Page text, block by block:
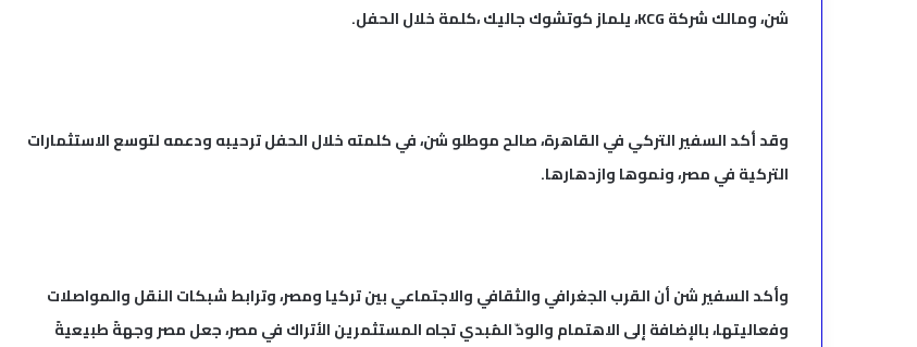
شن، ومالك شركة KCG، يلماز كوتشوك جاليك ،كلمة خلال الحفل.
وقد أكد السفير التركي في القاهرة، صالح موطلو شن، في كلمته خلال الحفل ترحيبه ودعمه لتوسع الاستثمارات
التركية في مصر، ونموها وازدهارها.
وأكد السفير شن أن القرب الجغرافي والثقافي والاجتماعي بين تركيا ومصر، وترابط شبكات النقل والمواصلات
وفعاليتها، بالإضافة إلى الاهتمام والودّ المُبدي تجاه المستثمرين الأتراك في مصر، جعل مصر وجهةً طبيعيةً